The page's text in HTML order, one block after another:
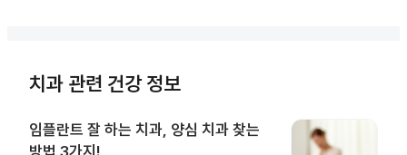
치과 관련 건강 정보
임플란트 잘 하는 치과, 양심 치과 찾는
방법 3가지!